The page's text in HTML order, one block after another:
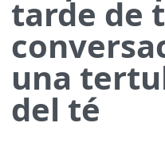
tarde de
una
del té